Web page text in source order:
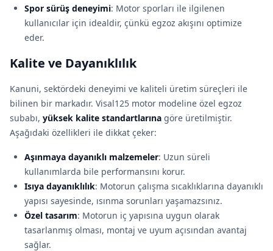
Spor sürüş deneyimi: Motor sporları ile ilgilenen
kullanıcılar için idealdir, çünkü egzoz akışını optimize
eder.
Kalite ve Dayanıklılık
Kanuni, sektördeki deneyimi ve kaliteli üretim süreçleri ile
bilinen bir markadır. Visal125 motor modeline özel egzoz
subabı, yüksek kalite standartlarına göre üretilmiştir.
Aşağıdaki özellikleri ile dikkat çeker:
Aşınmaya dayanıklı malzemeler: Uzun süreli
kullanımlarda bile performansını korur.
Isıya dayanıklılık: Motorun çalışma sıcaklıklarına dayanıklı
yapısı sayesinde, ısınma sorunları yaşamazsınız.
Özel tasarım: Motorun iç yapısına uygun olarak
tasarlanmış olması, montaj ve uyum açısından avantaj
sağlar.